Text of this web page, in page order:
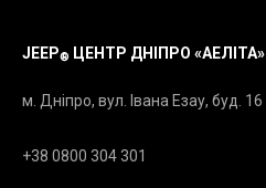
JEEP® ЦЕНТР ДНІПРО «АЕЛІТА»
м. Дніпро, вул. Івана Езау, буд. 16
+38 0800 304 301